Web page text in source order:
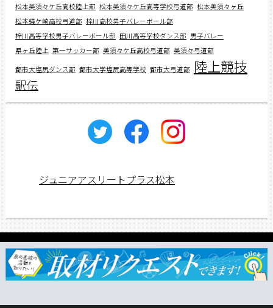
松本美須々ケ丘高校陸上部 松本美須々ケ丘高等学校弓道部 松本美須々ヶ丘
松本蟻ケ崎高校弓道部 梓川高校男子バレーボール部
梓川高等学校男子バレーボール部 田川高等学校ダンス部 男子バレー
県ヶ丘陸上 第一サッカー部 美須々ケ丘高校弓道部 美須々弓道部
都市大塩尻ダンス部 都市大学塩尻高等学校 都市大弓道部 陸上競技
駅伝
ジュニアアスリートプラス松本